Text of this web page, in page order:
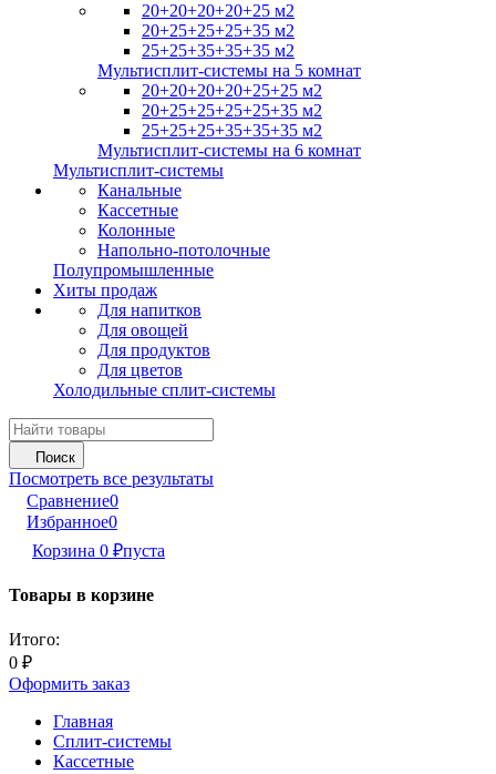
20+20+20+20+25 м2
20+25+25+25+35 м2
25+25+35+35+35 м2
Мультисплит-системы на 5 комнат
20+20+20+20+25+25 м2
20+25+25+25+25+35 м2
25+25+25+35+35+35 м2
Мультисплит-системы на 6 комнат
Мультисплит-системы
Канальные
Кассетные
Колонные
Напольно-потолочные
Полупромышленные
Хиты продаж
Для напитков
Для овощей
Для продуктов
Для цветов
Холодильные сплит-системы
Поиск
Посмотреть все результаты
Сравнение0
Избранное0
Корзина 0 ₽пуста
Товары в корзине
Итого:
0 ₽
Оформить заказ
Главная
Сплит-системы
Кассетные